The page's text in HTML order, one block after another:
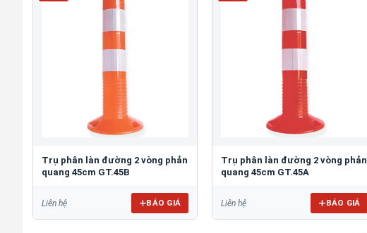
Trụ phân làn đường 2 vòng phản
quang 45cm GT.45B
Liên hệ BÁO GIÁ
Trụ phân làn đường 2 vòng phản
quang 45cm GT.45A
Liên hệ BÁO GIÁ